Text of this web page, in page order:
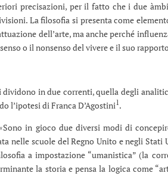
precisazioni, per il fatto che i due
La filosofia si presenta come
dell’arte, ma anche perché
o il nonsenso del vivere e il suo
in due correnti, quella degli
l’ipotesi di Franca D’Agostini1.
in gioco due diversi modi di
nelle scuole del Regno Unito e negli Stati
a impostazione “umanistica” (la
la storia e pensa la logica come